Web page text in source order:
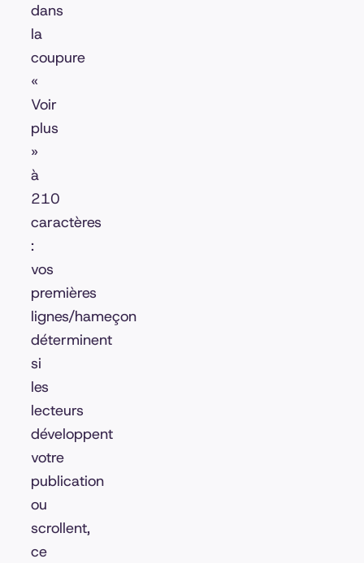
dans
la
coupure
«
Voir
plus
»
à
210
caractères
:
vos
premières
lignes/hameçon
déterminent
si
les
lecteurs
développent
votre
publication
ou
scrollent,
ce